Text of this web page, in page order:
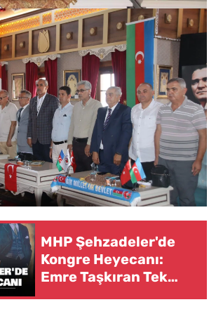
MHP Şehzadeler'de
Kongre Heyecanı:
Emre Taşkıran Tek